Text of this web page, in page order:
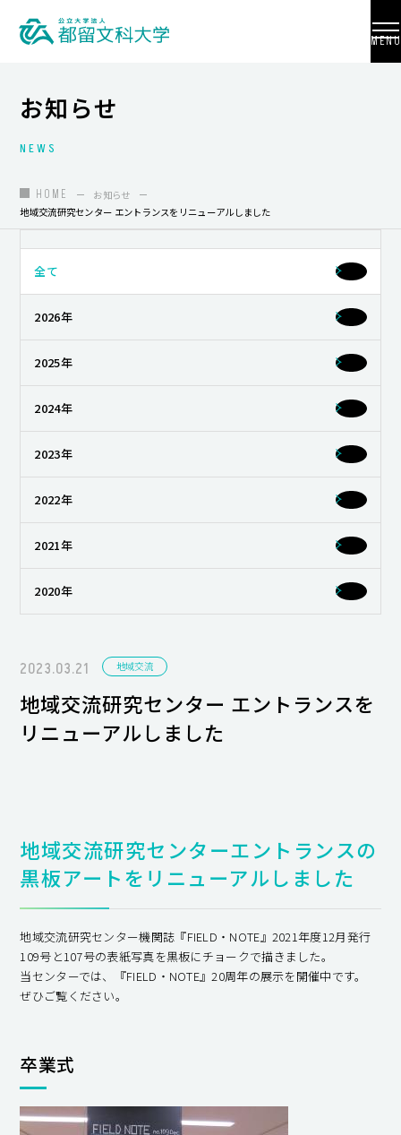
MENU
大学紹介
入試情報
学部・学科・大学院
地域連携
国際交流
教員養成
研究活動
就職・キャリア支援
お知らせ
NEWS
HOME
お知らせ
地域交流研究センター エントランスをリニューアルしました
全て
2026年
2025年
2024年
2023年
2022年
2021年
2020年
2023.03.21 地域交流
地域交流研究センター エントランスを
リニューアルしました
地域交流研究センターエントランスの
黒板アートをリニューアルしました
地域交流研究センター機関誌『FIELD・NOTE』2021年度12月発行
109号と107号の表紙写真を黒板にチョークで描きました。
当センターでは、『FIELD・NOTE』20周年の展示を開催中です。
ぜひご覧ください。
卒業式